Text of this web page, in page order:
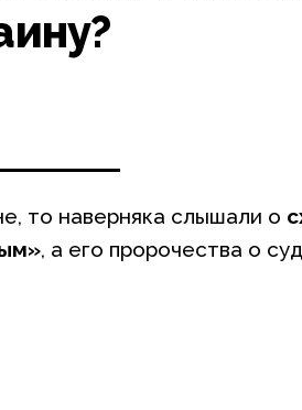
то наверняка слышали о
, а его пророчества о